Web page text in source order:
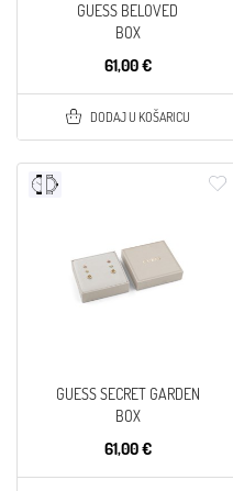
GUESS BELOVED
BOX
61,00 €
DODAJ U KOŠARICU
GUESS SECRET GARDEN
BOX
61,00 €